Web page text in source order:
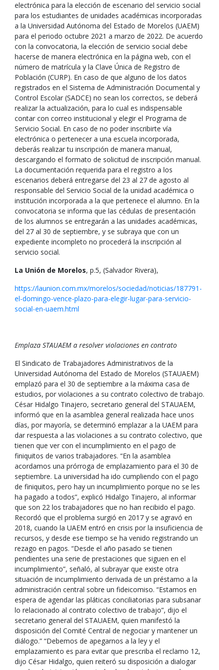
electrónica para la elección de escenario del servicio social
para los estudiantes de unidades académicas incorporadas
a la Universidad Autónoma del Estado de Morelos (UAEM)
para el periodo octubre 2021 a marzo de 2022. De acuerdo
con la convocatoria, la elección de servicio social debe
hacerse de manera electrónica en la página web, con el
número de matrícula y la Clave Única de Registro de
Población (CURP). En caso de que alguno de los datos
registrados en el Sistema de Administración Documental y
Control Escolar (SADCE) no sean los correctos, se deberá
realizar la actualización, para lo cual es indispensable
contar con correo institucional y elegir el Programa de
Servicio Social. En caso de no poder inscribirte vía
electrónica o pertenecer a una escuela incorporada,
deberás realizar tu inscripción de manera manual,
descargando el formato de solicitud de inscripción manual.
La documentación requerida para el registro a los
escenarios deberá entregarse del 23 al 27 de agosto al
responsable del Servicio Social de la unidad académica o
institución incorporada a la que pertenece el alumno. En la
convocatoria se informa que las cédulas de presentación
de los alumnos se entregarán a las unidades académicas,
del 27 al 30 de septiembre, y se subraya que con un
expediente incompleto no procederá la inscripción al
servicio social.
La Unión de Morelos, p.5, (Salvador Rivera),
https://launion.com.mx/morelos/sociedad/noticias/187791-
el-domingo-vence-plazo-para-elegir-lugar-para-servicio-
social-en-uaem.html
Emplaza STAUAEM a resolver violaciones en contrato
El Sindicato de Trabajadores Administrativos de la
Universidad Autónoma del Estado de Morelos (STAUAEM)
emplazó para el 30 de septiembre a la máxima casa de
estudios, por violaciones a su contrato colectivo de trabajo.
César Hidalgo Tinajero, secretario general del STAUAEM,
informó que en la asamblea general realizada hace unos
días, por mayoría, se determinó emplazar a la UAEM para
dar respuesta a las violaciones a su contrato colectivo, que
tienen que ver con el incumplimiento en el pago de
finiquitos de varios trabajadores. “En la asamblea
acordamos una prórroga de emplazamiento para el 30 de
septiembre. La universidad ha ido cumpliendo con el pago
de finiquitos, pero hay un incumplimiento porque no se les
ha pagado a todos”, explicó Hidalgo Tinajero, al informar
que son 22 los trabajadores que no han recibido el pago.
Recordó que el problema surgió en 2017 y se agravó en
2018, cuando la UAEM entró en crisis por la insuficiencia de
recursos, y desde ese tiempo se ha venido registrando un
rezago en pagos. “Desde el año pasado se tienen
pendientes una serie de prestaciones que siguen en el
incumplimiento”, señaló, al subrayar que existe otra
situación de incumplimiento derivada de un préstamo a la
administración central sobre un fideicomiso. “Estamos en
espera de agendar las pláticas conciliatorias para subsanar
lo relacionado al contrato colectivo de trabajo”, dijo el
secretario general del STAUAEM, quien manifestó la
disposición del Comité Central de negociar y mantener un
diálogo.” “Debemos de apegarnos a la ley y el
emplazamiento es para evitar que prescriba el reclamo 12,
dijo César Hidalgo, quien reiteró su disposición a dialogar